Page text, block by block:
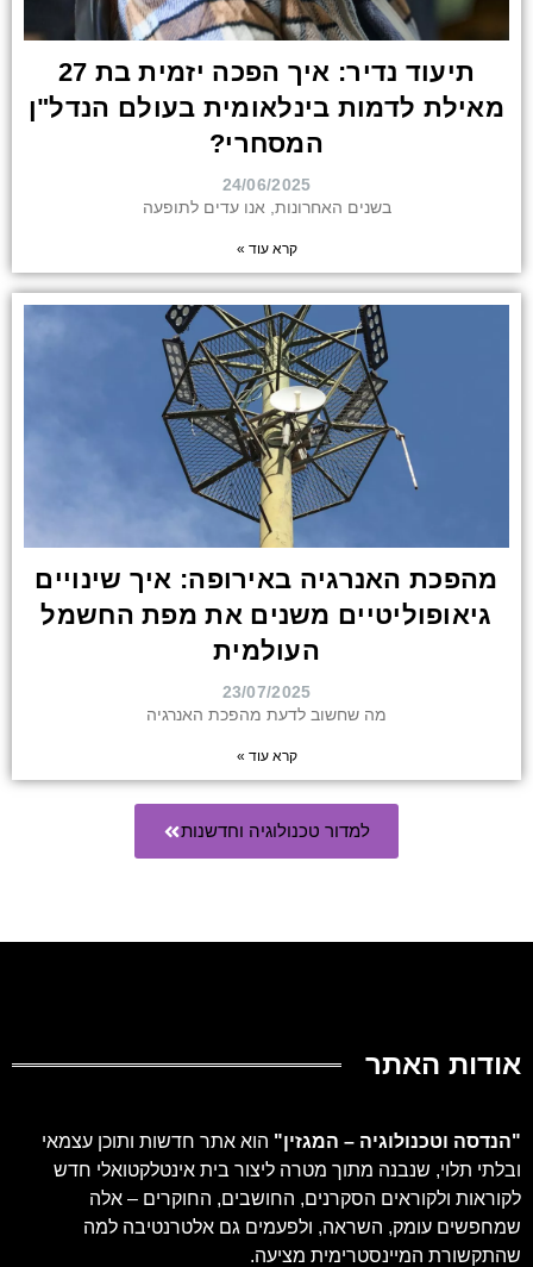
תיעוד נדיר: איך הפכה יזמית בת 27
מאילת לדמות בינלאומית בעולם הנדל"ן
המסחרי?
24/06/2025
בשנים האחרונות, אנו עדים לתופעה
קרא עוד »
מהפכת האנרגיה באירופה: איך שינויים
גיאופוליטיים משנים את מפת החשמל
העולמית
23/07/2025
מה שחשוב לדעת מהפכת האנרגיה
קרא עוד »
למדור טכנולוגיה וחדשנות
אודות האתר
"הנדסה וטכנולוגיה – המגזין" הוא אתר חדשות ותוכן עצמאי
ובלתי תלוי, שנבנה מתוך מטרה ליצור בית אינטלקטואלי חדש
לקוראות ולקוראים הסקרנים, החושבים, החוקרים – אלה
שמחפשים עומק, השראה, ולפעמים גם אלטרנטיבה למה
שהתקשורת המיינסטרימית מציעה.